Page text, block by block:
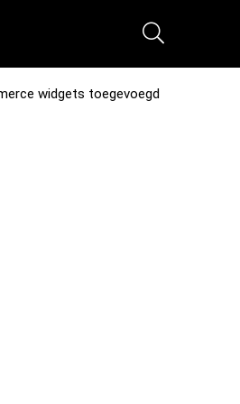
widgets toegevoegd